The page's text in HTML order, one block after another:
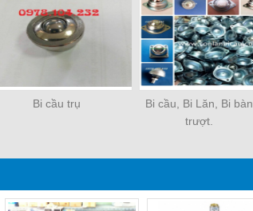
Bi cầu trụ
Bi cầu, Bi Lăn, Bi bàn
trượt.